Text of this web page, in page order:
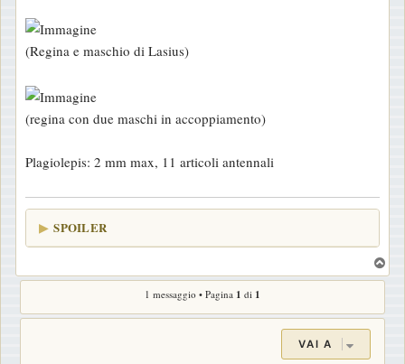
(Regina e maschio di Lasius)
(regina con due maschi in accoppiamento)
Plagiolepis: 2 mm max, 11 articoli antennali
SPOILER
o
1 messaggio • Pagina 1 di 1
VAI A